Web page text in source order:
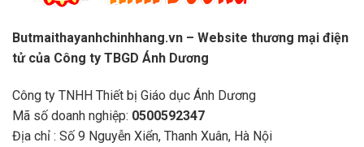
Butmaithayanhchinhhang.vn – Website thương mại điện
tử của Công ty TBGD Ánh Dương
Công ty TNHH Thiết bị Giáo dục Ánh Dương
Mã số doanh nghiệp: 0500592347
Địa chỉ : Số 9 Nguyễn Xiển, Thanh Xuân, Hà Nội